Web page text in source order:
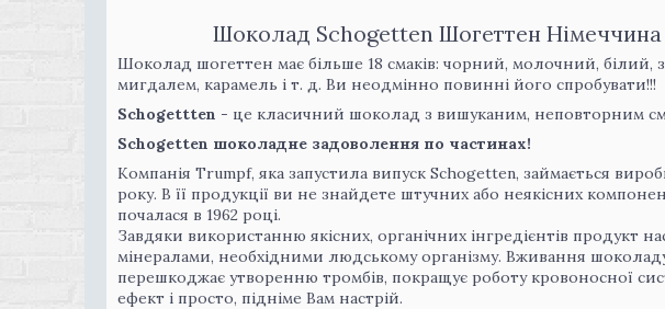
Шоколад Schogetten Шогеттен Німеччина
Шоколад шогеттен має більше 18 смаків: чорний, молочний,
мигдалем, карамель і т. д. Ви неодмінно повинні його спробувати!!!
Schogettten - це класичний шоколад з вишуканим, неповторним
Schogetten шоколадне задоволення по частинах!
Компанія Trumpf, яка запустила випуск Schogetten, займається
року. В її продукції ви не знайдете штучних або неякісних
почалася в 1962 році.
Завдяки використанню якісних, органічних інгредієнтів продукт
мінералами, необхідними людському організму. Вживання шоколаду
перешкоджає утворенню тромбів, покращує роботу кровоносної
ефект і просто, підніме Вам настрій.